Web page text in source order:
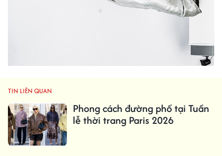
TIN LIÊN QUAN
Phong cách đường phố tại Tuần
lễ thời trang Paris 2026